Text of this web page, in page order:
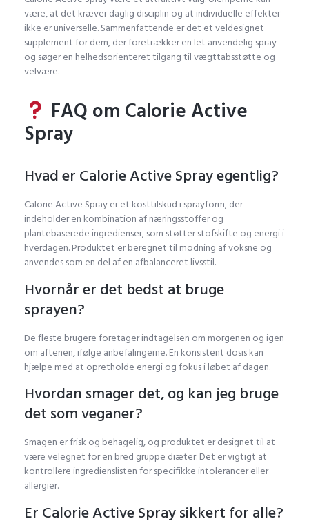
være, at det kræver daglig disciplin og at individuelle effekter
ikke er universelle. Sammenfattende er det et veldesignet
supplement for dem, der foretrækker en let anvendelig spray
og søger en helhedsorienteret tilgang til vægttabsstøtte og
velvære.
FAQ om Calorie Active
Spray
Hvad er Calorie Active Spray egentlig?
Calorie Active Spray er et kosttilskud i sprayform, der
indeholder en kombination af næringsstoffer og
plantebaserede ingredienser, som støtter stofskifte og energi i
hverdagen. Produktet er beregnet til modning af voksne og
anvendes som en del af en afbalanceret livsstil.
Hvornår er det bedst at bruge
sprayen?
De fleste brugere foretager indtagelsen om morgenen og igen
om aftenen, ifølge anbefalingerne. En konsistent dosis kan
hjælpe med at opretholde energi og fokus i løbet af dagen.
Hvordan smager det, og kan jeg bruge
det som veganer?
Smagen er frisk og behagelig, og produktet er designet til at
være velegnet for en bred gruppe diæter. Det er vigtigt at
kontrollere ingredienslisten for specifikke intolerancer eller
allergier.
Er Calorie Active Spray sikkert for alle?